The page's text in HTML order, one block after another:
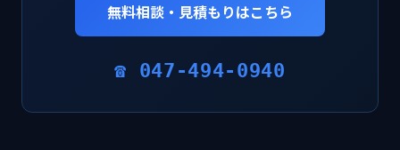
無料相談・見積もりはこちら
☎ 047-494-0940